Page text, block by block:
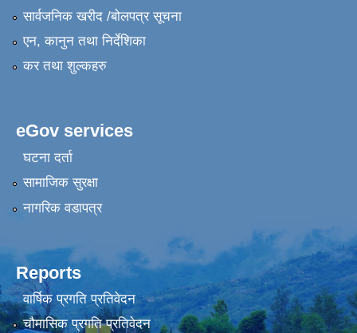
सार्वजनिक खरीद /बोलपत्र सूचना
एन, कानुन तथा निर्देशिका
कर तथा शुल्कहरु
eGov services
घटना दर्ता
सामाजिक सुरक्षा
नागरिक वडापत्र
Reports
वार्षिक प्रगति प्रतिवेदन
चौमासिक प्रगति प्रतिवेदन